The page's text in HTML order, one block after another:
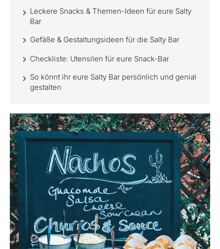
Leckere Snacks & Themen-Ideen für eure Salty
Bar
Gefäße & Gestaltungsideen für die Salty Bar
Checkliste: Utensilen für eure Snack-Bar
So könnt ihr eure Salty Bar persönlich und genial
gestalten